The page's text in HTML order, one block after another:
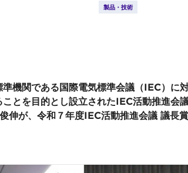
製品・技術
機関である国際電気標準会議（IEC）に
とを目的とし設立されたIEC活動推進会
が、令和７年度IEC活動推進会議 議長賞